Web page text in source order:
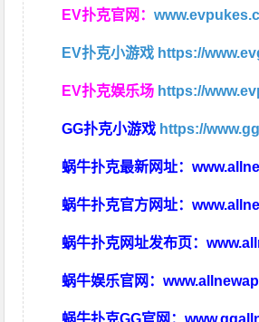
EV扑克官网：
EV扑克小游戏 https://
EV扑克娱乐场 https://
GG扑克小游戏 https://
蜗牛扑克最新网址：
蜗牛扑克官方网址：
蜗牛扑克网址发布页：
蜗牛娱乐官网：
蜗牛扑克GG官网：